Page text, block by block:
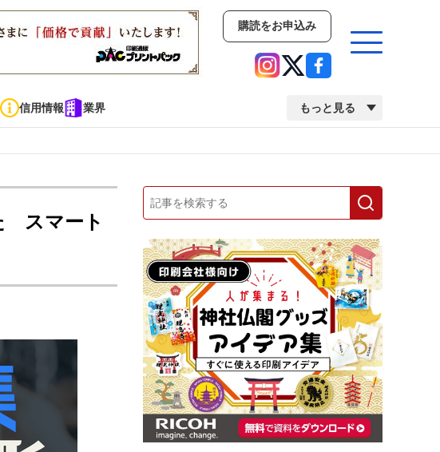
購読をお申込み
信用情報 業界 もっと見る
イベント
市場・統計 人事・移転・異動・訃報
中古印刷機・製本機特集
2022 検査・校正特集
スマート